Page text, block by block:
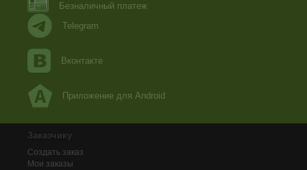
Безналичный платеж
Telegram
Вконтакте
Приложение для Android
Заказчику
Создать заказ
Мои заказы